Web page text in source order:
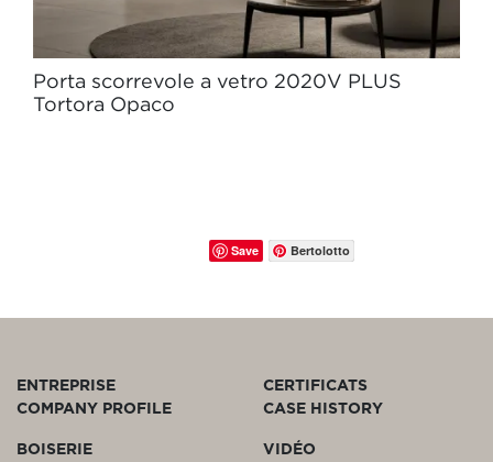
Porta scorrevole a vetro 2020V PLUS
Tortora Opaco
Save Bertolotto
ENTREPRISE
COMPANY PROFILE
CERTIFICATS
CASE HISTORY
BOISERIE
VIDÉO